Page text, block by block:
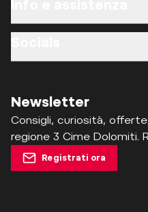
Newsletter
Consigli, curiosità,
regione 3 Cime Dolomiti.
Registrati ora